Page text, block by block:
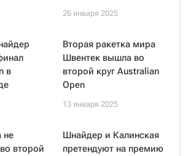
26 января 2025
в
Вторая ракетка мира
Швентек вышла во
второй круг Australian
Open
13 января 2025
не
второй
Шнайдер и Калинская
претендуют на премию